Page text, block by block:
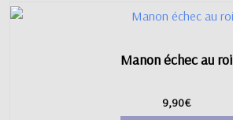
Manon échec au roi
9,90€